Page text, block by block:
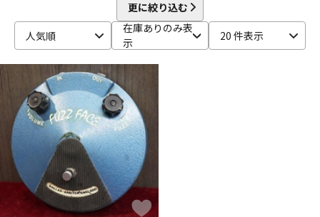
ベース ウクレレ
ドラム
キーボード
管楽器
更に絞り込む
人気順
在庫ありのみ表
示
20 件表示